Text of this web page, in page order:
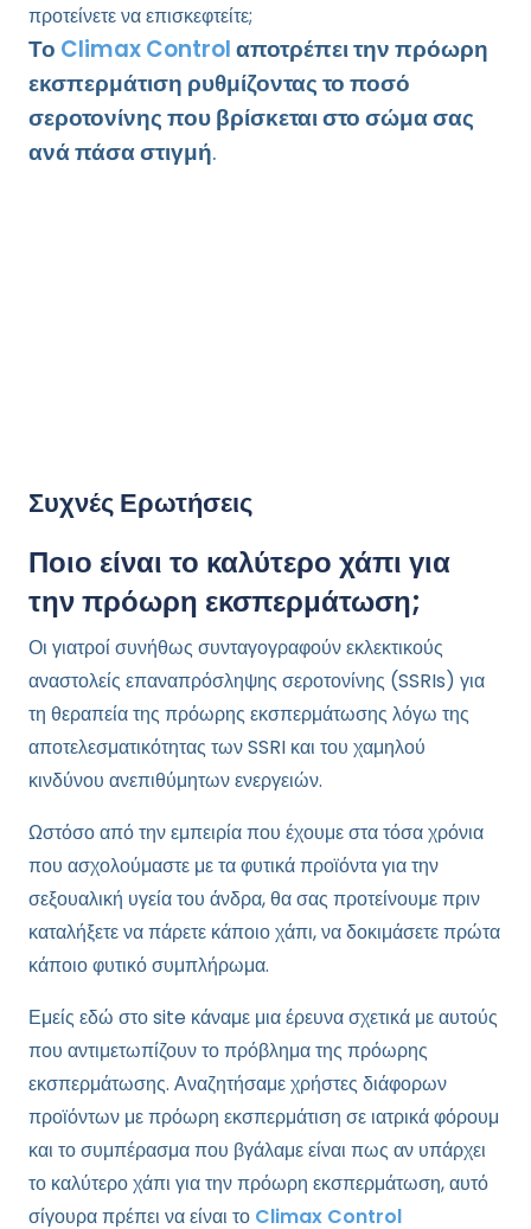
προτείνετε να επισκεφτείτε;
Το Climax Controlαποτρέπει την πρόωρη
εκσπερμάτιση ρυθμίζοντας το ποσό
σεροτονίνης που βρίσκεται στο σώμα σας
ανά πάσα στιγμή.
Συχνές Ερωτήσεις
Ποιο είναι το καλύτερο χάπι για
την πρόωρη εκσπερμάτωση;
Οι γιατροί συνήθως συνταγογραφούν εκλεκτικούς
αναστολείς επαναπρόσληψης σεροτονίνης (SSRIs) για
τη θεραπεία της πρόωρης εκσπερμάτωσης λόγω της
αποτελεσματικότητας των SSRI και του χαμηλού
κινδύνου ανεπιθύμητων ενεργειών.
Ωστόσο από την εμπειρία που έχουμε στα τόσα χρόνια
που ασχολούμαστε με τα φυτικά προϊόντα για την
σεξουαλική υγεία του άνδρα, θα σας προτείνουμε πριν
καταλήξετε να πάρετε κάποιο χάπι, να δοκιμάσετε πρώτα
κάποιο φυτικό συμπλήρωμα.
Εμείς εδώ στο site κάναμε μια έρευνα σχετικά με αυτούς
που αντιμετωπίζουν το πρόβλημα της πρόωρης
εκσπερμάτωσης. Αναζητήσαμε χρήστες διάφορων
προϊόντων με πρόωρη εκσπερμάτιση σε ιατρικά φόρουμ
και το συμπέρασμα που βγάλαμε είναι πως αν υπάρχει
το καλύτερο χάπι για την πρόωρη εκσπερμάτωση, αυτό
σίγουρα πρέπει να είναι το Climax Control